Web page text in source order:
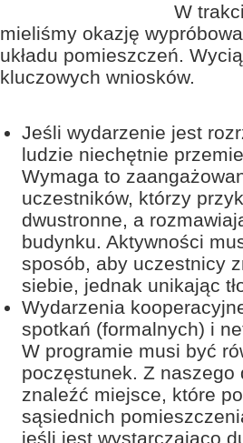
W
mieliśmy okazję
układu pomieszczeń.
kluczowych wniosków.
Jeśli wydarzenie jest
ludzie niechętnie
Wymaga to
uczestników, którzy
dwustronne, a
budynku. Aktywności
sposób, aby uczestnicy
siebie, jednak unikając
Wydarzenia
spotkań (formalnych) i
W programie musi być
poczęstunek. Z
znaleźć miejsce, które
sąsiednich
jeśli jest wystarczająco